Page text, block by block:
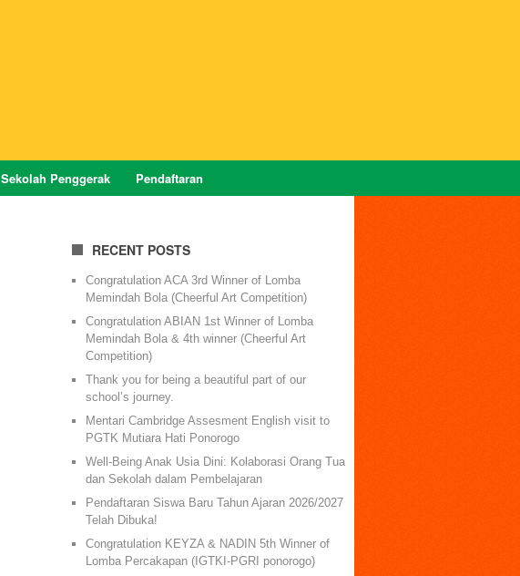
Sekolah Penggerak Pendaftaran
RECENT POSTS
Congratulation ACA 3rd Winner of Lomba
Memindah Bola (Cheerful Art Competition)
Congratulation ABIAN 1st Winner of Lomba
Memindah Bola & 4th winner (Cheerful Art
Competition)
Thank you for being a beautiful part of our
school’s journey.
Mentari Cambridge Assesment English visit to
PGTK Mutiara Hati Ponorogo
Well-Being Anak Usia Dini: Kolaborasi Orang Tua
dan Sekolah dalam Pembelajaran
Pendaftaran Siswa Baru Tahun Ajaran 2026/2027
Telah Dibuka!
Congratulation KEYZA & NADIN 5th Winner of
Lomba Percakapan (IGTKI-PGRI ponorogo)